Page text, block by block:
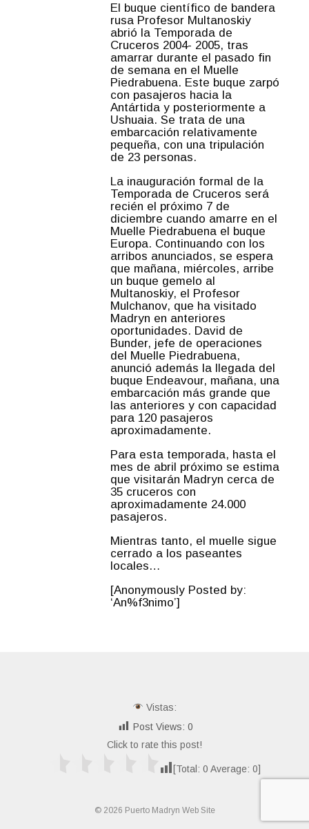
El buque científico de bandera
rusa Profesor Multanoskiy
abrió la Temporada de
Cruceros 2004- 2005, tras
amarrar durante el pasado fin
de semana en el Muelle
Piedrabuena. Este buque zarpó
con pasajeros hacia la
Antártida y posteriormente a
Ushuaia. Se trata de una
embarcación relativamente
pequeña, con una tripulación
de 23 personas.
La inauguración formal de la
Temporada de Cruceros será
recién el próximo 7 de
diciembre cuando amarre en el
Muelle Piedrabuena el buque
Europa. Continuando con los
arribos anunciados, se espera
que mañana, miércoles, arribe
un buque gemelo al
Multanoskiy, el Profesor
Mulchanov, que ha visitado
Madryn en anteriores
oportunidades. David de
Bunder, jefe de operaciones
del Muelle Piedrabuena,
anunció además la llegada del
buque Endeavour, mañana, una
embarcación más grande que
las anteriores y con capacidad
para 120 pasajeros
aproximadamente.
Para esta temporada, hasta el
mes de abril próximo se estima
que visitarán Madryn cerca de
35 cruceros con
aproximadamente 24.000
pasajeros.
Mientras tanto, el muelle sigue
cerrado a los paseantes
locales…
[Anonymously Posted by:
‘An%f3nimo’]
Vistas:
Post Views: 0
Click to rate this post!
[Total: 0 Average: 0]
© 2026 Puerto Madryn Web Site